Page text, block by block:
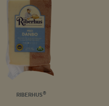
RIBERHUS®